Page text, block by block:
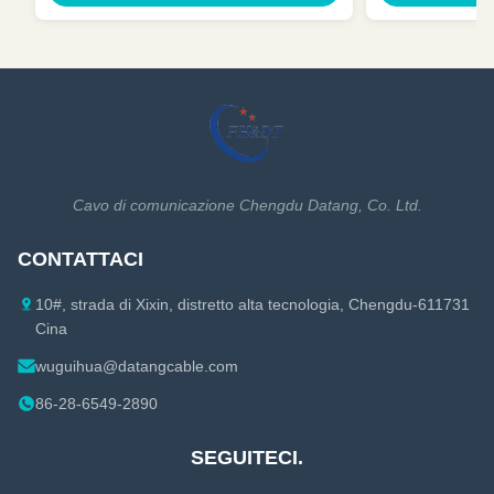
Cavo di comunicazione Chengdu Datang, Co. Ltd.
CONTATTACI
10#, strada di Xixin, distretto alta tecnologia, Chengdu-611731
Cina
wuguihua@datangcable.com
86-28-6549-2890
SEGUITECI.